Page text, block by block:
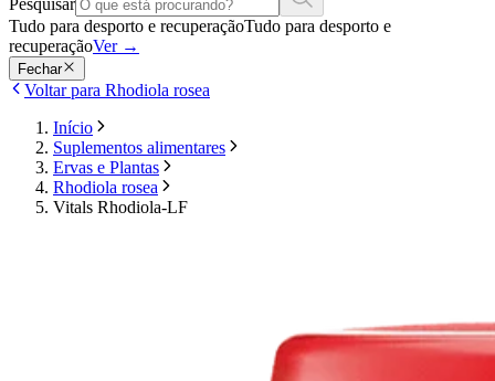
Tudo para desporto e recuperaçãoTudo para desporto e
recuperaçãoVer →
Fechar
Voltar para Rhodiola rosea
Início
Suplementos alimentares
Ervas e Plantas
Rhodiola rosea
Vitals Rhodiola-LF